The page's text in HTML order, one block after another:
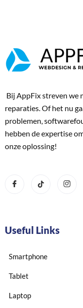
Bij AppFix streven we
reparaties. Of het nu
problemen,
hebben de expertise
onze oplossing!
Useful Links
Smartphone
Tablet
Laptop